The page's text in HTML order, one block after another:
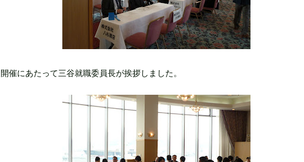
開催にあたって三谷就職委員長が挨拶しました。